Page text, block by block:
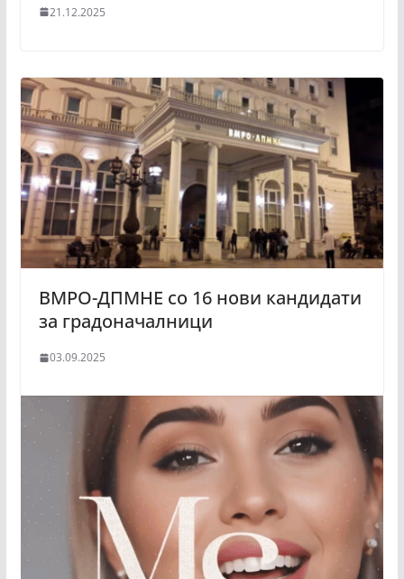
21.12.2025
ВМРО-ДПМНЕ со 16 нови кандидати
за градоначалници
03.09.2025